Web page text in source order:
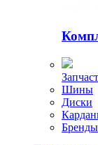
Шины
Диски
Бренды